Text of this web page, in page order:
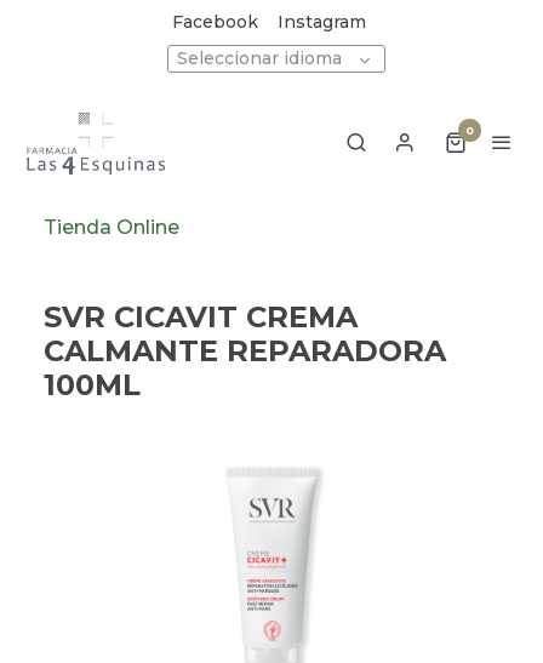
Facebook
Instagram
Seleccionar idioma
0
Tienda Online
SVR CICAVIT CREMA
CALMANTE REPARADORA
100ML